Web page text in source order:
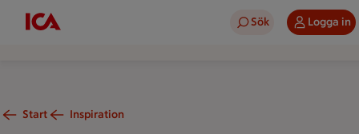
Sök Logga in
Start Inspiration